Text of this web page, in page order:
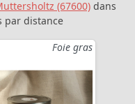
(67600) dans
par distance
Foie gras